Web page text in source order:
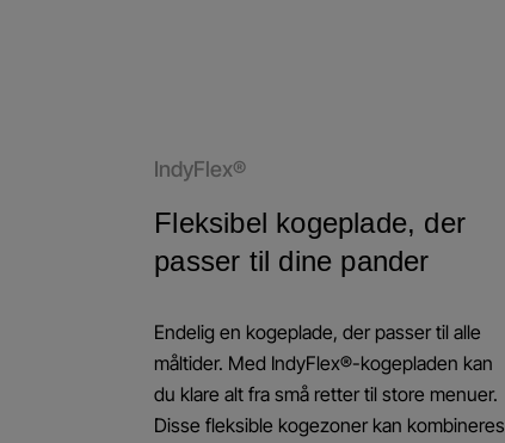
IndyFlex®
Fleksibel kogeplade, der
passer til dine pander
Endelig en kogeplade, der passer til alle
måltider. Med IndyFlex®-kogepladen kan
du klare alt fra små retter til store menuer.
Disse fleksible kogezoner kan kombineres